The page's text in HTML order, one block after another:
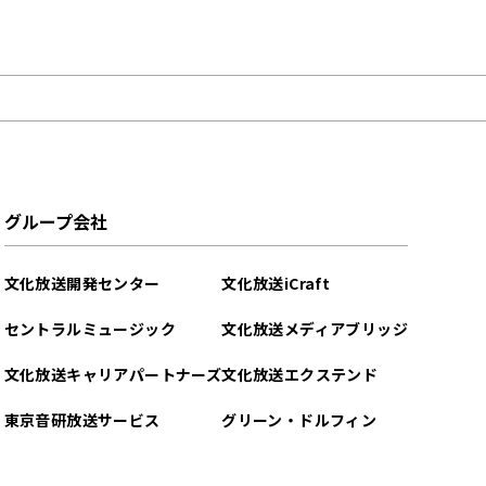
グループ会社
文化放送開発センター
セントラルミュージック
文化放送キャリアパートナーズ
東京音研放送サービス
文化放送iCraft
文化放送メディアブリッジ
文化放送エクステンド
グリーン・ドルフィン